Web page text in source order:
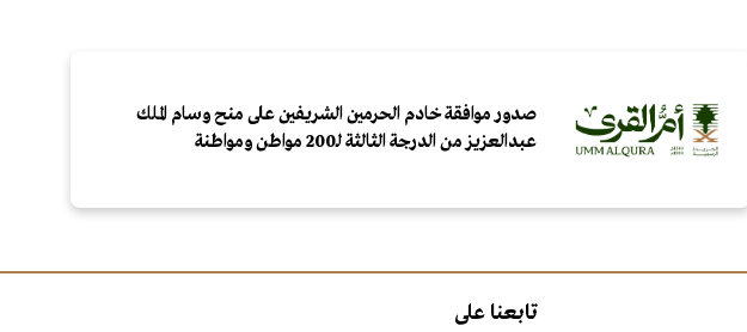
صدور موافقة خادم الحرمين الشريفين على منح وسام الملك
عبدالعزيز من الدرجة الثالثة لـ200 مواطن ومواطنة
تابعنا على